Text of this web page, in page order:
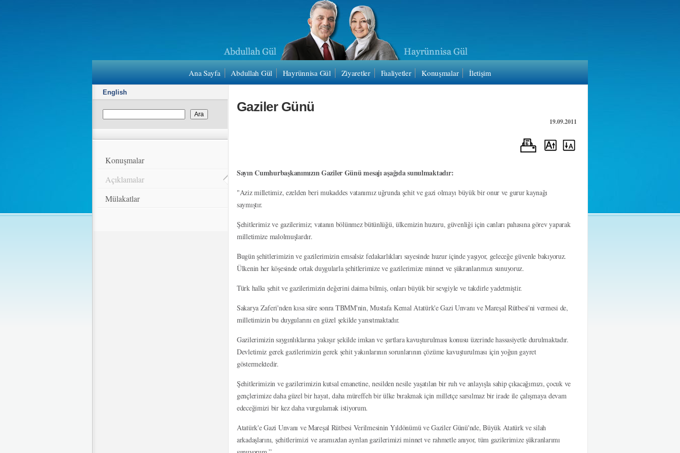
Ana Sayfa Abdullah Gül Hayrünnisa Gül Ziyaretler Faaliyetler Konuşmalar İletişim
English
Konuşmalar
Açıklamalar
Mülakatlar
Gaziler Günü
19.09.2011
Sayın Cumhurbaşkanımızın Gaziler Günü mesajı aşağıda sunulmaktadır:
"Aziz milletimiz, ezelden beri mukaddes vatanımız uğrunda şehit ve gazi olmayı büyük bir onur ve gurur kaynağı
saymıştır.
Şehitlerimiz ve gazilerimiz; vatanın bölünmez bütünlüğü, ülkemizin huzuru, güvenliği için canları pahasına görev yaparak
milletimize malolmuşlardır.
Bugün şehitlerimizin ve gazilerimizin emsalsiz fedakarlıkları sayesinde huzur içinde yaşıyor, geleceğe güvenle bakıyoruz.
Ülkenin her köşesinde ortak duygularla şehitlerimize ve gazilerimize minnet ve şükranlarımızı sunuyoruz.
Türk halkı şehit ve gazilerimizin değerini daima bilmiş, onları büyük bir sevgiyle ve takdirle yadetmiştir.
Sakarya Zaferi'nden kısa süre sonra TBMM'nin, Mustafa Kemal Atatürk'e Gazi Unvanı ve Mareşal Rütbesi'ni vermesi de,
milletimizin bu duygularını en güzel şekilde yansıtmaktadır.
Gazilerimizin saygınlıklarına yakışır şekilde imkan ve şartlara kavuşturulması konusu üzerinde hassasiyetle durulmaktadır.
Devletimiz gerek gazilerimizin gerek şehit yakınlarının sorunlarının çözüme kavuşturulması için yoğun gayret
göstermektedir.
Şehitlerimizin ve gazilerimizin kutsal emanetine, nesilden nesile yaşatılan bir ruh ve anlayışla sahip çıkacağımızı, çocuk ve
gençlerimize daha güzel bir hayat, daha müreffeh bir ülke bırakmak için milletçe sarsılmaz bir irade ile çalışmaya devam
edeceğimizi bir kez daha vurgulamak istiyorum.
Atatürk'e Gazi Unvanı ve Mareşal Rütbesi Verilmesinin Yıldönümü ve Gaziler Günü'nde, Büyük Atatürk ve silah
arkadaşlarını, şehitlerimizi ve aramızdan ayrılan gazilerimizi minnet ve rahmetle anıyor, tüm gazilerimize şükranlarımı